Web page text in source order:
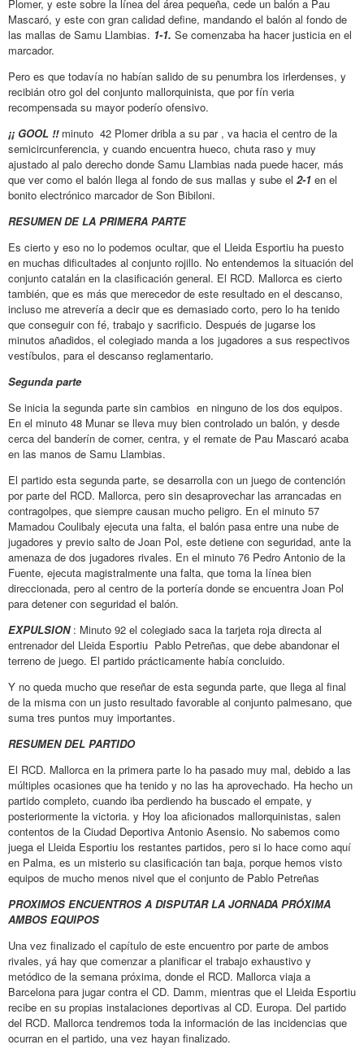
Plomer, y este sobre la línea del área pequeña, cede un balón a Pau
Mascaró, y este con gran calidad define, mandando el balón al fondo de
las mallas de Samu Llambias. 1-1. Se comenzaba ha hacer justicia en el
marcador.
Pero es que todavía no habían salido de su penumbra los irlerdenses, y
recibián otro gol del conjunto mallorquinista, que por fín veria
recompensada su mayor poderío ofensivo.
¡¡ GOOL !!minuto 42 Plomer dribla a su par , va hacia el centro de la
semicircunferencia, y cuando encuentra hueco, chuta raso y muy
ajustado al palo derecho donde Samu Llambias nada puede hacer, más
que ver como el balón llega al fondo de sus mallas y sube el 2-1 en el
bonito electrónico marcador de Son Bibiloni.
RESUMEN DE LA PRIMERA PARTE
Es cierto y eso no lo podemos ocultar, que el Lleida Esportiu ha puesto
en muchas dificultades al conjunto rojillo. No entendemos la situación del
conjunto catalán en la clasificación general. El RCD. Mallorca es cierto
también, que es más que merecedor de este resultado en el descanso,
incluso me atrevería a decir que es demasiado corto, pero lo ha tenido
que conseguir con fé, trabajo y sacrificio. Después de jugarse los
minutos añadidos, el colegiado manda a los jugadores a sus respectivos
vestíbulos, para el descanso reglamentario.
Segunda parte
Se inicia la segunda parte sin cambios en ninguno de los dos equipos.
En el minuto 48 Munar se lleva muy bien controlado un balón, y desde
cerca del banderín de corner, centra, y el remate de Pau Mascaró acaba
en las manos de Samu Llambias.
El partido esta segunda parte, se desarrolla con un juego de contención
por parte del RCD. Mallorca, pero sin desaprovechar las arrancadas en
contragolpes, que siempre causan mucho peligro. En el minuto 57
Mamadou Coulibaly ejecuta una falta, el balón pasa entre una nube de
jugadores y previo salto de Joan Pol, este detiene con seguridad, ante la
amenaza de dos jugadores rivales. En el minuto 76 Pedro Antonio de la
Fuente, ejecuta magistralmente una falta, que toma la línea bien
direccionada, pero al centro de la portería donde se encuentra Joan Pol
para detener con seguridad el balón.
EXPULSION : Minuto 92 el colegiado saca la tarjeta roja directa al
entrenador del Lleida Esportiu Pablo Petreñas, que debe abandonar el
terreno de juego. El partido prácticamente había concluido.
Y no queda mucho que reseñar de esta segunda parte, que llega al final
de la misma con un justo resultado favorable al conjunto palmesano, que
suma tres puntos muy importantes.
RESUMEN DEL PARTIDO
El RCD. Mallorca en la primera parte lo ha pasado muy mal, debido a las
múltiples ocasiones que ha tenido y no las ha aprovechado. Ha hecho un
partido completo, cuando iba perdiendo ha buscado el empate, y
posteriormente la victoria. y Hoy loa aficionados mallorquinistas, salen
contentos de la Ciudad Deportiva Antonio Asensio. No sabemos como
juega el Lleida Esportiu los restantes partidos, pero si lo hace como aquí
en Palma, es un misterio su clasificación tan baja, porque hemos visto
equipos de mucho menos nivel que el conjunto de Pablo Petreñas
PROXIMOS ENCUENTROS A DISPUTAR LA JORNADA PRÓXIMA
AMBOS EQUIPOS
Una vez finalizado el capítulo de este encuentro por parte de ambos
rivales, yá hay que comenzar a planificar el trabajo exhaustivo y
metódico de la semana próxima, donde el RCD. Mallorca viaja a
Barcelona para jugar contra el CD. Damm, mientras que el Lleida Esportiu
recibe en su propias instalaciones deportivas al CD. Europa. Del partido
del RCD. Mallorca tendremos toda la información de las incidencias que
ocurran en el partido, una vez hayan finalizado.